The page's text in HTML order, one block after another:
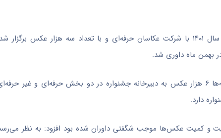
وی اضافه کرد: اولین دوره این جشنواره در سطح ملی در سال ۱۴۰۱ با شرکت عکاسان حرفه‌ای و با تعداد
بهمن ماه داوری شد.
گفت: در دومین جشنواره عکس ریشه‌ها ۶ هزار عکس به دبیرخانه جشنواره در دو بخش حرفه‌ای
دارد.
و کمیت عکس‌ها موجب شگفتی داوران شده بود افزود: به نظر